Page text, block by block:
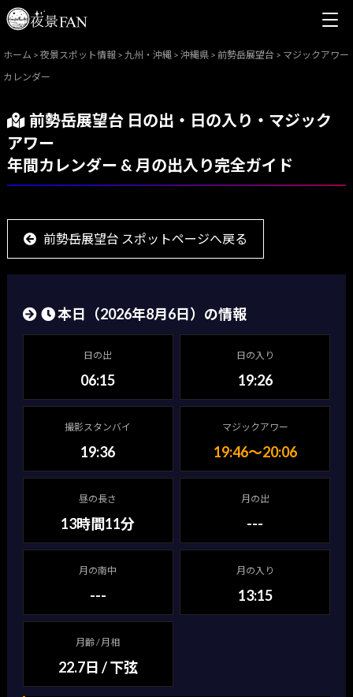
ホーム > 夜景スポット情報 > 九州・沖縄 > 沖縄県 > 前勢岳展望台 > マジックアワー
カレンダー
前勢岳展望台 日の出・日の入り・マジック
アワー
年間カレンダー & 月の出入り完全ガイド
前勢岳展望台 スポットページへ戻る
本日（2026年8月6日）の情報
日の出
06:15
日の入り
19:26
撮影スタンバイ
19:36
マジックアワー
19:46〜20:06
昼の長さ
13時間11分
月の出
---
月の南中
---
月の入り
13:15
月齢 / 月相
22.7日 / 下弦